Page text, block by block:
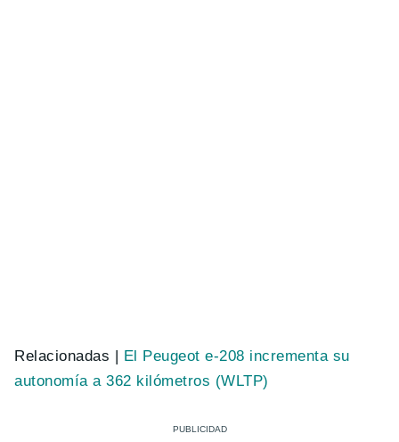
Relacionadas |
El Peugeot e-208 incrementa su
autonomía a 362 kilómetros (WLTP)